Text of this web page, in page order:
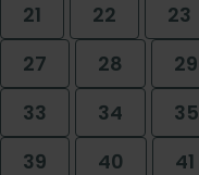
21
22 23
27
28 29
33
34 35
39
40 41